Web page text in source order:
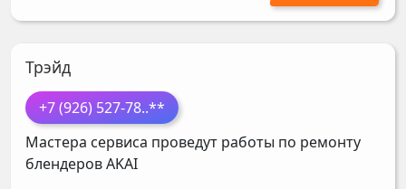
Трэйд
+7 (926) 527-78..**
Мастера сервиса проведут работы по ремонту
блендеровAKAI